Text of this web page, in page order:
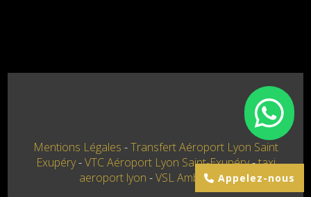
Mentions Légales
Transfert Aéroport Lyon Saint
Exupéry VTC Aéroport Lyon Saint-Exupéry taxi
aeroport lyon
VSL AmbulanceAppelez-nous